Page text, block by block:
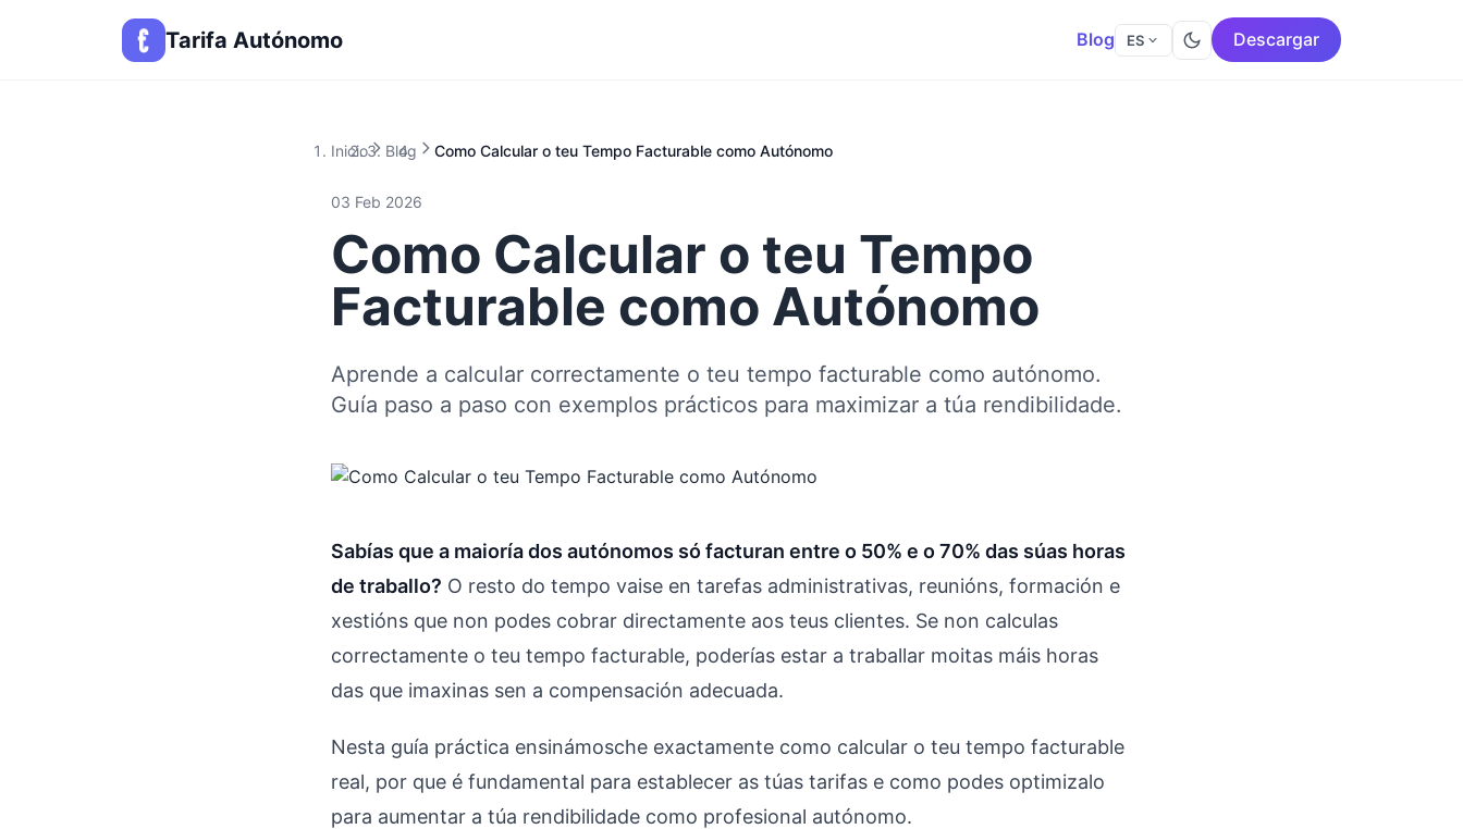
Tarifa Autónomo Blog ES Descargar
Inicio Blog Como Calcular o teu Tempo Facturable como Autónomo
03 Feb 2026
Como Calcular o teu Tempo
Facturable como Autónomo
Aprende a calcular correctamente o teu tempo facturable como autónomo.
Guía paso a paso con exemplos prácticos para maximizar a túa rendibilidade.
Sabías que a maioría dos autónomos só facturan entre o 50% e o 70% das súas horas
de traballo? O resto do tempo vaise en tarefas administrativas, reunións, formación e
xestións que non podes cobrar directamente aos teus clientes. Se non calculas
correctamente o teu tempo facturable, poderías estar a traballar moitas máis horas
das que imaxinas sen a compensación adecuada.
Nesta guía práctica ensinámosche exactamente como calcular o teu tempo facturable
real, por que é fundamental para establecer as túas tarifas e como podes optimizalo
para aumentar a túa rendibilidade como profesional autónomo.